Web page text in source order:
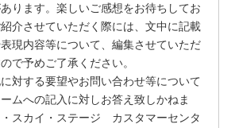
ります。楽しいご感想をお待ちしてお
介させていただく際には、文中に記載
現内容等について、編集させていただ
で予めご了承ください。
対する要望やお問い合わせ等について
ムへの記入に対しお答え致しかねま
スカイ・ステージ カスタマーセンタ